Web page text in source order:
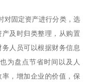
对固定资产进行分类，选
及时归类整理，从购置
人员可以根据财务信息
为盘点节省时间以及人
，增加企业的价值，保